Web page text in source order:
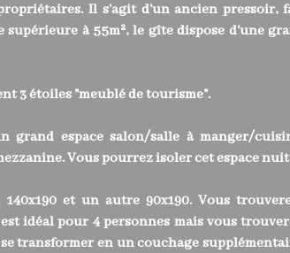
Il s'agit d'un ancien pressoir,
à 55m², le gîte dispose d'une
3 étoiles "meublé de tourisme".
grand espace salon/salle à manger/
Vous pourrez isoler cet espace
et un autre 90x190. Vous
idéal pour 4 personnes mais vous
transformer en un couchage